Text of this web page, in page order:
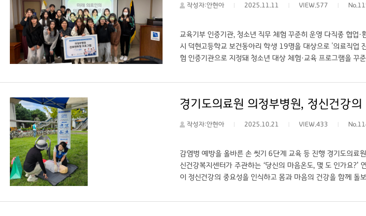
작성자:안현아 2025.11.11 VIEW.577
교육기부 인증기관, 청소년 직무 체험 꾸준히 운영 다직종 협
시 덕현고등학교 보건동아리 학생 19명을 대상으로 '의료직업
험 인증기관으로 지정돼 청소년 대상 체험·교육 프로그램을 꾸
역할과 준비 과정, 현장 경험을 들었다. 현장 체험에서는 환자
활동 등을 통해 지역사회와의 연계를 강화하고 있으며, 학교와
말했다. ○ 출처: 전자신문 (https://www.etnews.com/) ○ 링
경기도의료원 의정부병원, 정신건강
작성자:안현아 2025.10.21 VIEW.433
감염벙 예방을 올바른 손 씻기 6단계 교육 등 진행 경기도의
신건강복지센터가 주관하는 ‘당신의 마음온도, 몇 도 인가요
이 정신건강의 중요성을 인식하고 몸과 마음의 건강을 함께 돌
씻기 6단계 교육 등을 진행하며 시민들의 큰 호응을 얻었다. 현